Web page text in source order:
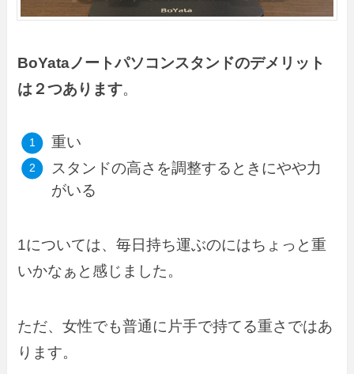
BoYataノートパソコンスタンドのデメリット
は２つあります。
重い
スタンドの高さを調整するときにやや力
がいる
1については、毎日持ち運ぶのにはちょっと重
いかなぁと感じました。
ただ、女性でも普通に片手で持てる重さではあ
ります。